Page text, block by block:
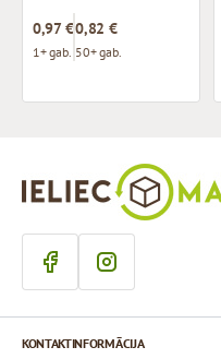
0,97 €
1+ gab.
0,82 €
50+ gab.
KONTAKTINFORMĀCIJA